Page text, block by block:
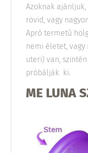
Azoknak
rövid, vagy
Apró termetű
nemi életet,
uteri) van,
próbálják ki.
ME LUNA